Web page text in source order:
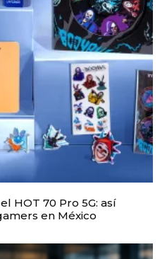
HOT 70 Pro 5G: así
en México